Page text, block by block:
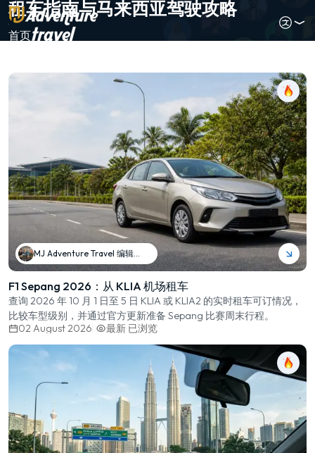
租车指南与马来西亚驾驶攻略
首页
MJ Adventure Travel 编辑团队
F1 Sepang 2026：从 KLIA 机场租车
查询 2026 年 10 月 1 日至 5 日 KLIA 或 KLIA2 的实时租车可订情况，
比较车型级别，并通过官方更新准备 Sepang 比赛周末行程。
02 August 2026
最新 已浏览